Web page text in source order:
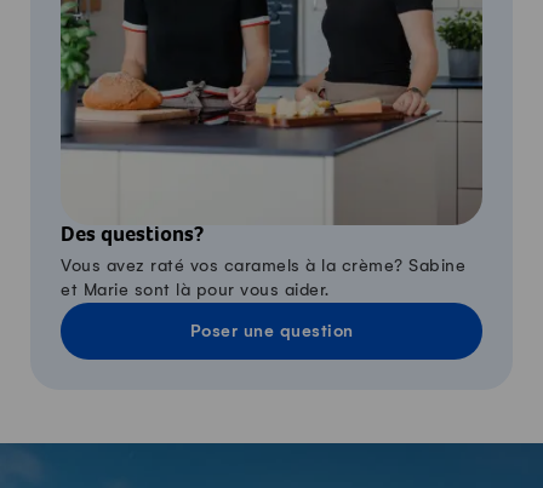
Des questions?
Vous avez raté vos caramels à la crème? Sabine
et Marie sont là pour vous aider.
Poser une question